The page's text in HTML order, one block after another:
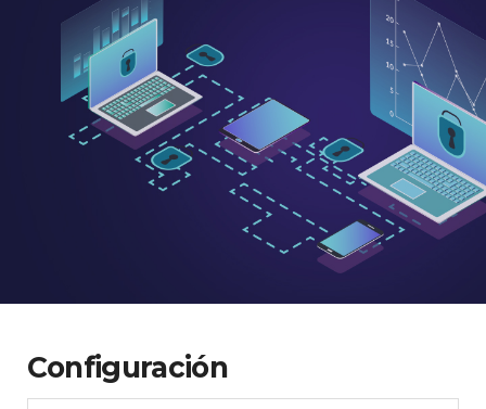
Configuración